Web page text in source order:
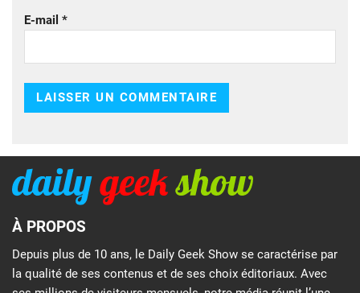
E-mail *
À PROPOS
Depuis plus de 10 ans, le Daily Geek Show se caractérise par
la qualité de ses contenus et de ses choix éditoriaux. Avec